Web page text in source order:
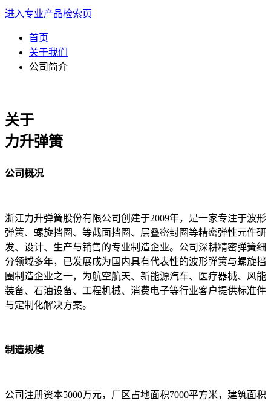
进入专业产品检索页
首页
关于我们
公司简介
关于
力升弹簧
公司概况
浙江力升弹簧股份有限公司创建于2009年，是一家专注于波形
弹簧、螺旋挡圈、等截面挡圈、层叠密封圈等精密弹性元件研
发、设计、生产与销售的专业制造企业。公司深耕精密弹簧细
分领域多年，已发展成为国内具有代表性的波形弹簧与螺旋挡
圈制造企业之一，为航空航天、新能源汽车、医疗器械、风能
装备、石油设备、工程机械、消费电子等行业客户提供标准件
与定制化解决方案。
制造规模
公司注册资本5000万元，厂区占地面积7000平方米，建筑面积